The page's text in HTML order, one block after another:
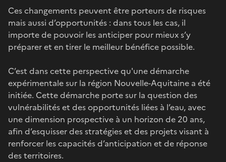
Ces changements peuvent être porteurs de risques
mais aussi d’opportunités : dans tous les cas, il
importe de pouvoir les anticiper pour mieux s’y
préparer et en tirer le meilleur bénéfice possible.
C’est dans cette perspective qu'une démarche
expérimentale sur la région Nouvelle-Aquitaine a été
initiée. Cette démarche porte sur la question des
vulnérabilités et des opportunités liées à l’eau, avec
une dimension prospective à un horizon de 20 ans,
afin d’esquisser des stratégies et des projets visant à
renforcer les capacités d’anticipation et de réponse
des territoires.